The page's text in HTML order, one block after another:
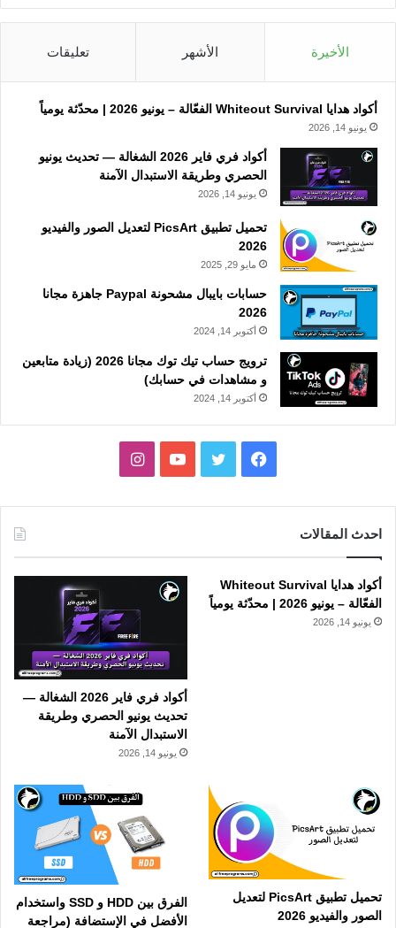
الأخيرة الأشهر تعليقات
أكواد هدايا Whiteout Survival الفعّالة – يونيو 2026 | محدّثة يومياً
يونيو 14, 2026
أكواد فري فاير 2026 الشغالة — تحديث يونيو
الحصري وطريقة الاستبدال الآمنة
يونيو 14, 2026
تحميل تطبيق PicsArt لتعديل الصور والفيديو
2026
مايو 29, 2025
حسابات بايبال مشحونة Paypal جاهزة مجانا
2026
أكتوبر 14, 2024
ترويج حساب تيك توك مجانا 2026 (زيادة متابعين
و مشاهدات في حسابك)
أكتوبر 14, 2024
فيسبوك تويتر يوتيوبانستقرام
احدث المقالات
أكواد هدايا Whiteout Survival
الفعّالة – يونيو 2026 | محدّثة يومياً
يونيو 14, 2026
أكواد فري فاير 2026 الشغالة —
تحديث يونيو الحصري وطريقة
الاستبدال الآمنة
يونيو 14, 2026
تحميل تطبيق PicsArt لتعديل
الصور والفيديو 2026
الفرق بين HDD و SSD واستخدام
الأفضل في الإستضافة (مراجعة